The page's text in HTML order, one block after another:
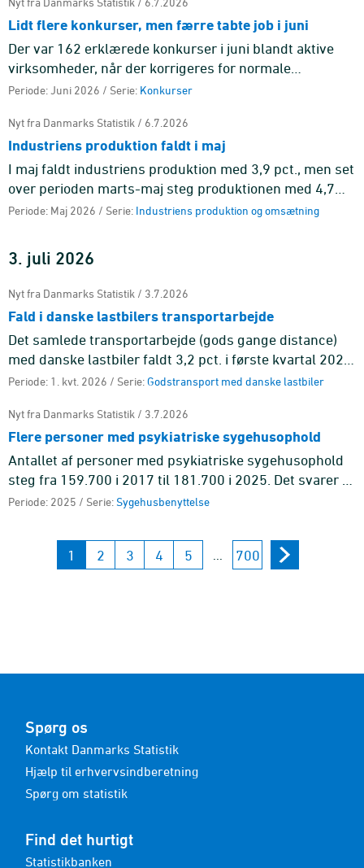
Lidt flere konkurser, men færre tabte job i juni
Der var 162 erklærede konkurser i juni blandt aktive
virksomheder, når der korrigeres for normale
sæsonudsving, hvilket svarer til en stigning på 3,3 pct.
Periode: Juni 2026 / Serie: Konkurser
Nyt fra Danmarks Statistik / 6.7.2026
Industriens produktion faldt i maj
I maj faldt industriens produktion med 3,9 pct., men set
over perioden marts-maj steg produktionen med 4,7
pct. i forhold til perioden december-februar.
Periode: Maj 2026 / Serie: Industriens produktion og omsætning
3. juli 2026
Nyt fra Danmarks Statistik / 3.7.2026
Fald i danske lastbilers transportarbejde
Det samlede transportarbejde (gods gange distance)
med danske lastbiler faldt 3,2 pct. i første kvartal 2026
sammenlignet med fjerde kvartal 2025 og endte på 4,1
Periode: 1. kvt. 2026 / Serie:Godstransport med danske lastbiler
Nyt fra Danmarks Statistik / 3.7.2026
Flere personer med psykiatriske sygehusophold
Antallet af personer med psykiatriske sygehusophold
steg fra 159.700 i 2017 til 181.700 i 2025. Det svarer til
en stigning på 13,8 pct.
Periode: 2025 / Serie: Sygehusbenyttelse
1 2 3 4 5 700
Spørg os
Kontakt Danmarks Statistik
Hjælp til erhvervsindberetning
Spørg om statistik
Find det hurtigt
Statistikbanken